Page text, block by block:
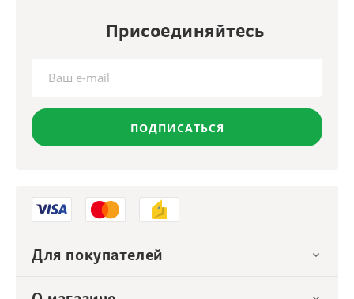
Присоединяйтесь
ПОДПИСАТЬСЯ
Для покупателей